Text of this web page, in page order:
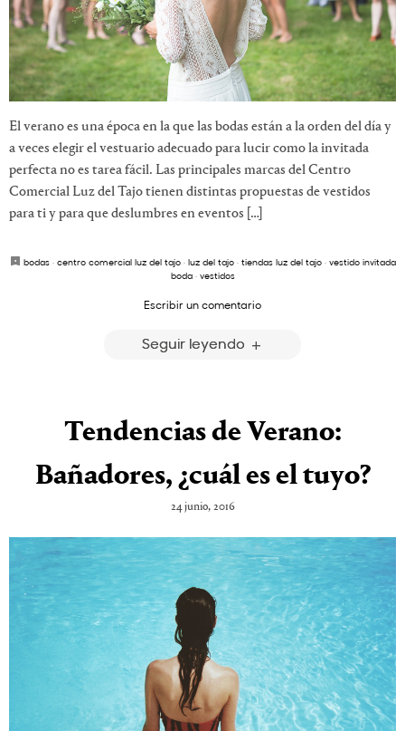
El verano es una época en la que las bodas están a la orden del día y
a veces elegir el vestuario adecuado para lucir como la invitada
perfecta no es tarea fácil. Las principales marcas del Centro
Comercial Luz del Tajo tienen distintas propuestas de vestidos
para ti y para que deslumbres en eventos […]
bodas· centro comercial luz del tajo· luz del tajo· tiendas luz del tajo· vestido invitada
boda· vestidos
Escribir un comentario
Seguir leyendo
Tendencias de Verano:
Bañadores, ¿cuál es el tuyo?
24 junio, 2016